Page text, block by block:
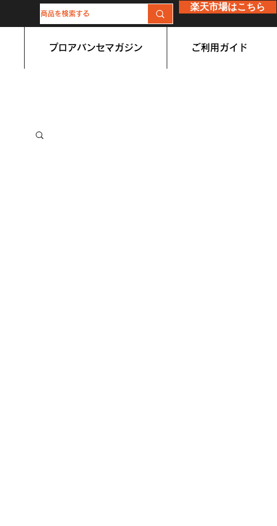
楽天市場はこちら
プロアバンセマガジン ご利用ガイド